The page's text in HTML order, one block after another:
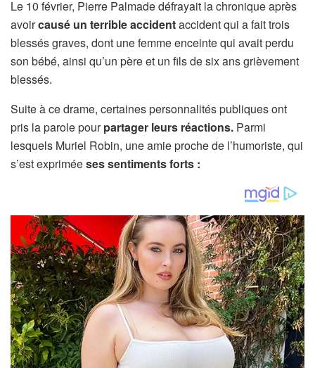
Le 10 février, Pierre Palmade défrayait la chronique après
avoircausé un terrible accidentaccident qui a fait trois
blessés graves, dont une femme enceinte qui avait perdu
son bébé, ainsi qu’un père et un fils de six ans grièvement
blessés.
Suite à ce drame, certaines personnalités publiques ont
pris la parole pourpartager leurs réactions. Parmi
lesquels Muriel Robin, une amie proche de l’humoriste, qui
s’est expriméeses sentiments forts :